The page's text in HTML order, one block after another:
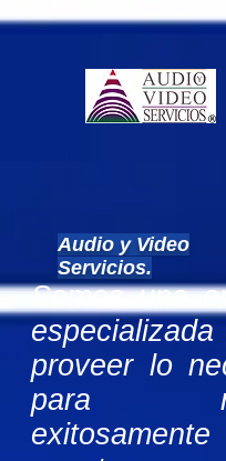
Audio y Video
Servicios.
Somos una
proveer lo
para
exitosamente